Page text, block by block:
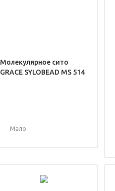
Молекулярное сито
GRACE SYLOBEAD MS 514
Мало